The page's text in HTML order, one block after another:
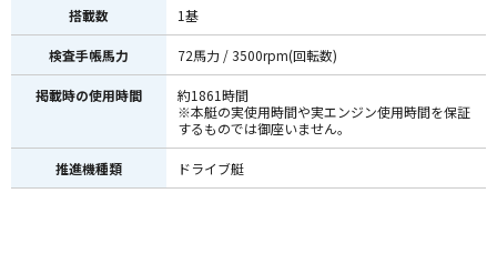
搭載数 1基
検査手帳馬力 72馬力 / 3500rpm(回転数)
掲載時の使用時間
約1861時間
※本艇の実使用時間や実エンジン使用時間を保証
するものでは御座いません。
推進機種類 ドライブ艇